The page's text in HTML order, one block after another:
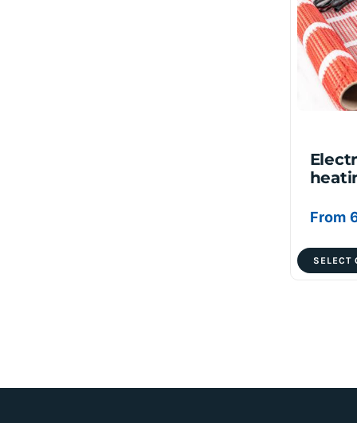
From
SELECT